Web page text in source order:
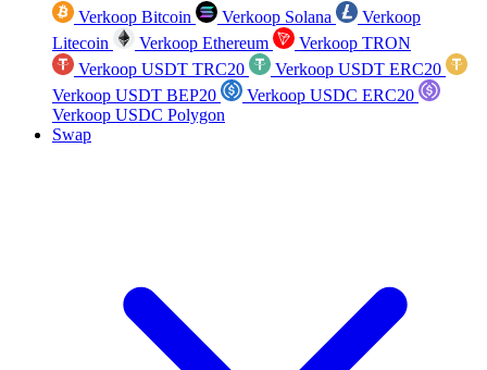
Verkoop Bitcoin Verkoop Solana
Verkoop
Litecoin
Verkoop Ethereum
Verkoop TRON
Verkoop USDT TRC20
Verkoop USDT ERC20
Verkoop USDT BEP20
Verkoop USDC ERC20
Verkoop USDC Polygon
Swap